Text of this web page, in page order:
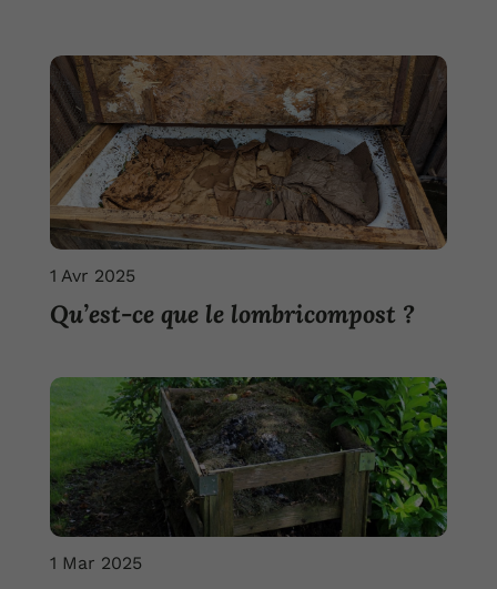
Qu’est-ce que le lombricompost ?
1 Avr 2025
1 Mar 2025